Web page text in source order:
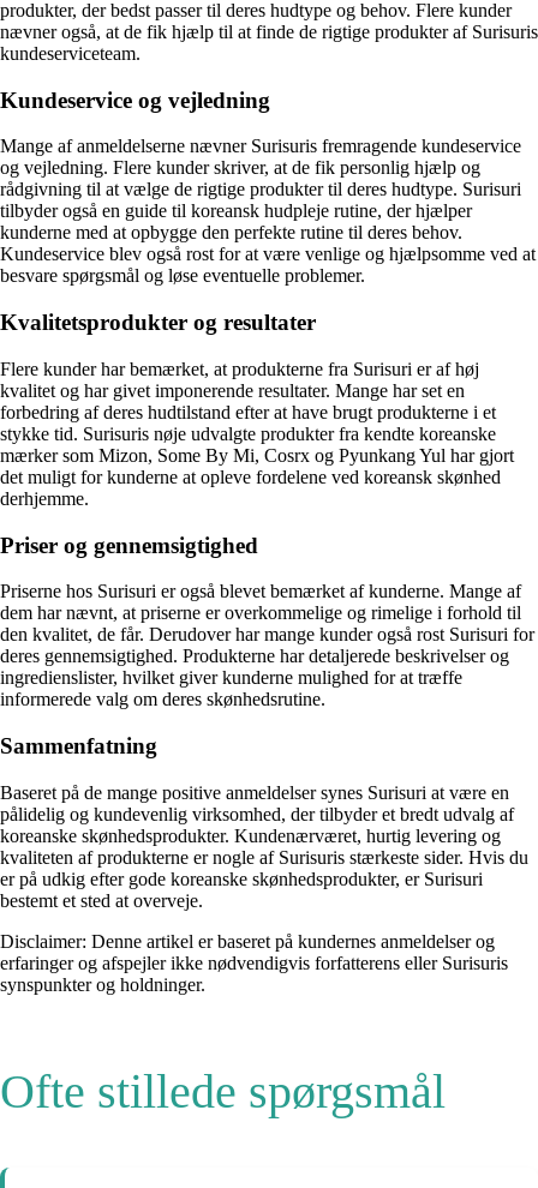
produkter, der bedst passer til deres hudtype og behov. Flere kunder
nævner også, at de fik hjælp til at finde de rigtige produkter af Surisuris
kundeserviceteam.
Kundeservice og vejledning
Mange af anmeldelserne nævner Surisuris fremragende kundeservice
og vejledning. Flere kunder skriver, at de fik personlig hjælp og
rådgivning til at vælge de rigtige produkter til deres hudtype. Surisuri
tilbyder også en guide til koreansk hudpleje rutine, der hjælper
kunderne med at opbygge den perfekte rutine til deres behov.
Kundeservice blev også rost for at være venlige og hjælpsomme ved at
besvare spørgsmål og løse eventuelle problemer.
Kvalitetsprodukter og resultater
Flere kunder har bemærket, at produkterne fra Surisuri er af høj
kvalitet og har givet imponerende resultater. Mange har set en
forbedring af deres hudtilstand efter at have brugt produkterne i et
stykke tid. Surisuris nøje udvalgte produkter fra kendte koreanske
mærker som Mizon, Some By Mi, Cosrx og Pyunkang Yul har gjort
det muligt for kunderne at opleve fordelene ved koreansk skønhed
derhjemme.
Priser og gennemsigtighed
Priserne hos Surisuri er også blevet bemærket af kunderne. Mange af
dem har nævnt, at priserne er overkommelige og rimelige i forhold til
den kvalitet, de får. Derudover har mange kunder også rost Surisuri for
deres gennemsigtighed. Produkterne har detaljerede beskrivelser og
ingredienslister, hvilket giver kunderne mulighed for at træffe
informerede valg om deres skønhedsrutine.
Sammenfatning
Baseret på de mange positive anmeldelser synes Surisuri at være en
pålidelig og kundevenlig virksomhed, der tilbyder et bredt udvalg af
koreanske skønhedsprodukter. Kundenærværet, hurtig levering og
kvaliteten af produkterne er nogle af Surisuris stærkeste sider. Hvis du
er på udkig efter gode koreanske skønhedsprodukter, er Surisuri
bestemt et sted at overveje.
Disclaimer: Denne artikel er baseret på kundernes anmeldelser og
erfaringer og afspejler ikke nødvendigvis forfatterens eller Surisuris
synspunkter og holdninger.
Ofte stillede spørgsmål